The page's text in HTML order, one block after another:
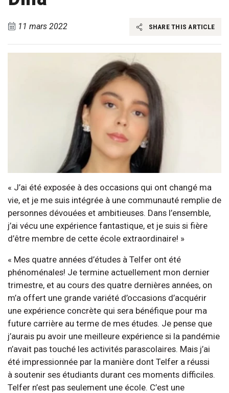
11 mars 2022 SHARE THIS ARTICLE
« J’ai été exposée à des occasions qui ont changé ma
vie, et je me suis intégrée à une communauté remplie de
personnes dévouées et ambitieuses. Dans l’ensemble,
j’ai vécu une expérience fantastique, et je suis si fière
d’être membre de cette école extraordinaire! »
« Mes quatre années d’études à Telfer ont été
phénoménales! Je termine actuellement mon dernier
trimestre, et au cours des quatre dernières années, on
m’a offert une grande variété d’occasions d’acquérir
une expérience concrète qui sera bénéfique pour ma
future carrière au terme de mes études. Je pense que
j’aurais pu avoir une meilleure expérience si la pandémie
n’avait pas touché les activités parascolaires. Mais j’ai
été impressionnée par la manière dont Telfer a réussi
à soutenir ses étudiants durant ces moments difficiles.
Telfer n’est pas seulement une école. C’est une